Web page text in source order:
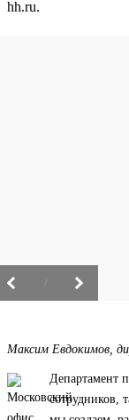
hh.ru.
Максим Евдокимов,
Департамент
сотрудников,